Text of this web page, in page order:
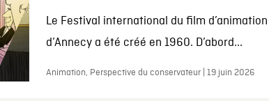
Le Festival international du film d’animation
d’Annecy a été créé en 1960. D’abord...
Animation, Perspective du conservateur | 19 juin 2026